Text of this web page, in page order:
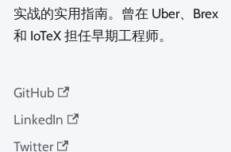
实战的实用指南。曾在 Uber、Brex
和 IoTeX 担任早期工程师。
GitHub
LinkedIn
Twitter